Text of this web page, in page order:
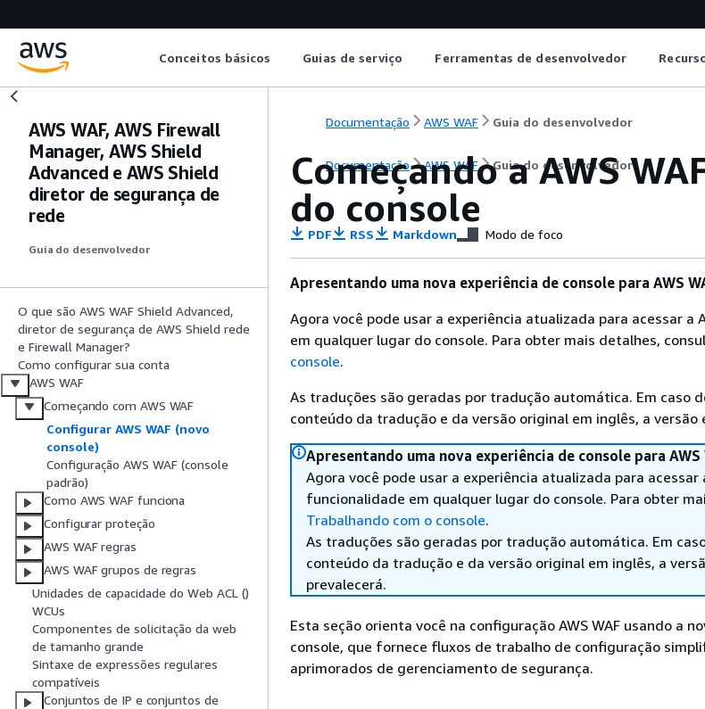
Conceitos básicos Guias de serviço Ferramentas de desenvolvedor
AWS WAF, AWS Firewall
Manager, AWS Shield
Advanced e AWS Shield
diretor de segurança de
rede
Guia do desenvolvedor
O que são AWS WAF Shield Advanced,
diretor de segurança de AWS Shield rede
e Firewall Manager?
Como configurar sua conta
AWS WAF
Começando com AWS WAF
Configurar AWS WAF (novo
console)
Configuração AWS WAF (console
padrão)
Como AWS WAF funciona
Configurar proteção
AWS WAF regras
AWS WAF grupos de regras
Unidades de capacidade do Web ACL ()
WCUs
Componentes de solicitação da web
de tamanho grande
Sintaxe de expressões regulares
compatíveis
Conjuntos de IP e conjuntos de
Documentação AWS WAF Guia do desenvolvedor
Documentação AWS WAF Guia do desenvolvedor
Começando a AWS
do console
PDF RSS Markdown Modo de foco
Apresentando uma nova experiência de console para AWS
Agora você pode usar a experiência atualizada para acessar a
em qualquer lugar do console. Para obter mais detalhes,
console.
As traduções são geradas por tradução automática. Em caso
conteúdo da tradução e da versão original em inglês, a versão
Apresentando uma nova experiência de console para AWS
Agora você pode usar a experiência atualizada para acessar
funcionalidade em qualquer lugar do console. Para obter
Trabalhando com o console.
As traduções são geradas por tradução automática. Em
conteúdo da tradução e da versão original em inglês, a
prevalecerá.
Esta seção orienta você na configuração AWS WAF usando a
console, que fornece fluxos de trabalho de configuração
aprimorados de gerenciamento de segurança.